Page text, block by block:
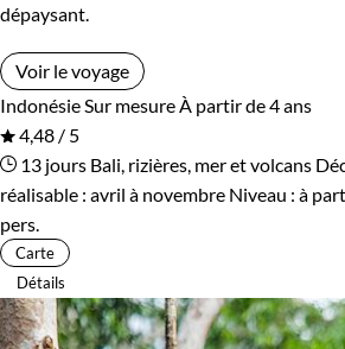
dépaysant.
Voir le voyage
Indonésie Sur mesure À partir de 4 ans
4,48 / 5
13 jours Bali, rizières, mer et volcans
réalisable : avril à novembre Niveau : à
pers.
Carte
Détails